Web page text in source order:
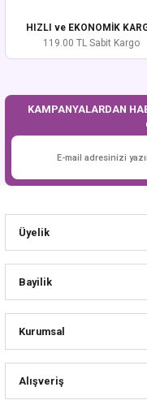
HIZLI ve EKONOMİK
119.00 TL Sabit Kargo
KAMPANYALARDAN
Üyelik
Bayilik
Kurumsal
Alışveriş